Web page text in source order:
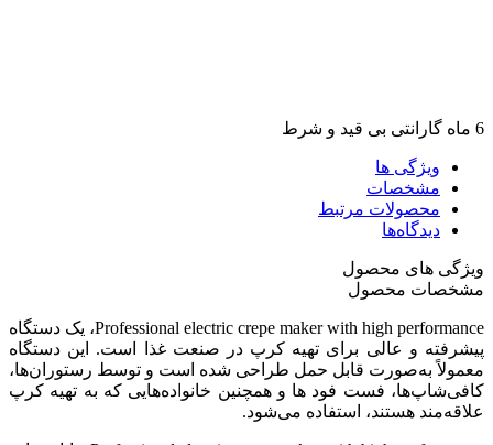
6 ماه گارانتی بی قید و شرط
ویژگی ها
مشخصات
محصولات مرتبط
دیدگاه‌ها
ویژگی های محصول
مشخصات محصول
Professional electric crepe maker with high performance، یک دستگاه
پیشرفته و عالی برای تهیه کرپ در صنعت غذا است. این دستگاه
معمولاً به‌صورت قابل حمل طراحی شده است و توسط رستوران‌ها،
کافی‌شاپ‌ها، فست فود ها و همچنین خانواده‌هایی که به تهیه کرپ
علاقه‌مند هستند، استفاده می‌شود.